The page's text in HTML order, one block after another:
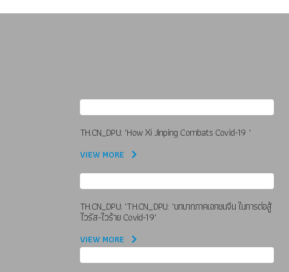
TH.CN_DPU: "How Xi Jinping Combats Covid-19 "
VIEW MORE
TH.CN_DPU: "TH.CN_DPU: "บทบาทภาคเอกชนจีน ในการต่อสู้
ไวรัส-ไวร้าย Covid-19"
VIEW MORE